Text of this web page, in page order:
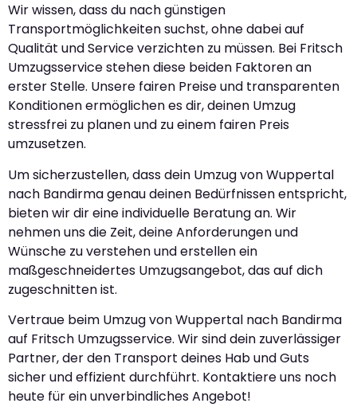
Wir wissen, dass du nach günstigen
Transportmöglichkeiten suchst, ohne dabei auf
Qualität und Service verzichten zu müssen. Bei Fritsch
Umzugsservice stehen diese beiden Faktoren an
erster Stelle. Unsere fairen Preise und transparenten
Konditionen ermöglichen es dir, deinen Umzug
stressfrei zu planen und zu einem fairen Preis
umzusetzen.
Um sicherzustellen, dass dein Umzug von Wuppertal
nach Bandirma genau deinen Bedürfnissen entspricht,
bieten wir dir eine individuelle Beratung an. Wir
nehmen uns die Zeit, deine Anforderungen und
Wünsche zu verstehen und erstellen ein
maßgeschneidertes Umzugsangebot, das auf dich
zugeschnitten ist.
Vertraue beim Umzug von Wuppertal nach Bandirma
auf Fritsch Umzugsservice. Wir sind dein zuverlässiger
Partner, der den Transport deines Hab und Guts
sicher und effizient durchführt. Kontaktiere uns noch
heute für ein unverbindliches Angebot!